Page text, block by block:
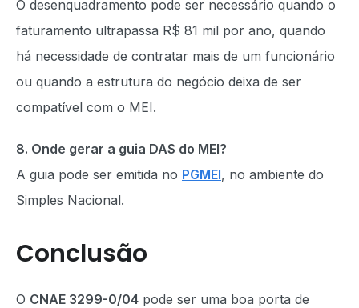
O desenquadramento pode ser necessário quando o
faturamento ultrapassa R$ 81 mil por ano, quando
há necessidade de contratar mais de um funcionário
ou quando a estrutura do negócio deixa de ser
compatível com o MEI.
8. Onde gerar a guia DAS do MEI?
A guia pode ser emitida no PGMEI, no ambiente do
Simples Nacional.
Conclusão
O CNAE 3299-0/04 pode ser uma boa porta de